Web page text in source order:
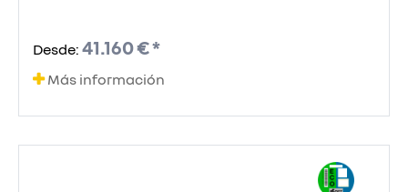
Desde: 41.160 € *
Más información